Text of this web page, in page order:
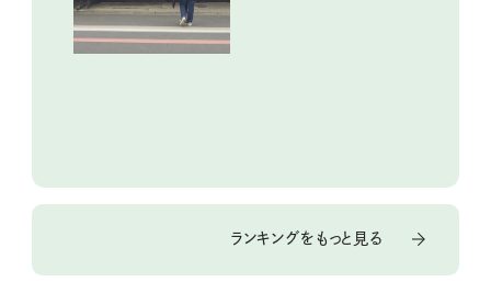
ランキングをもっと見る